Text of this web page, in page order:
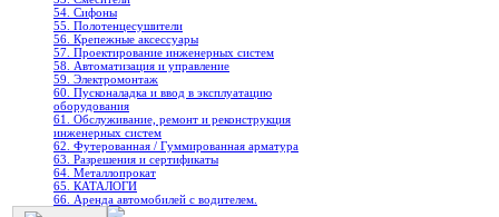
54. Сифоны
55. Полотенцесушители
56. Крепежные аксессуары
57. Проектирование инженерных систем
58. Автоматизация и управление
59. Электромонтаж
60. Пусконаладка и ввод в эксплуатацию
оборудования
61. Обслуживание, ремонт и реконструкция
инженерных систем
62. Футерованная / Гуммированная арматура
63. Разрешения и сертификаты
64. Металлопрокат
65. КАТАЛОГИ
66. Аренда автомобилей с водителем.